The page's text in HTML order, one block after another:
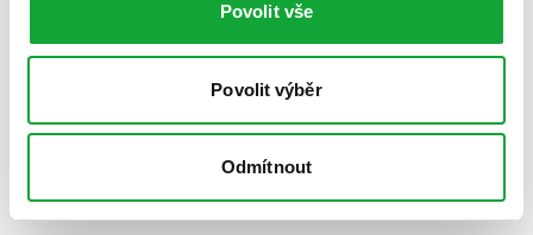
Povolit vše
Povolit výběr
Odmítnout